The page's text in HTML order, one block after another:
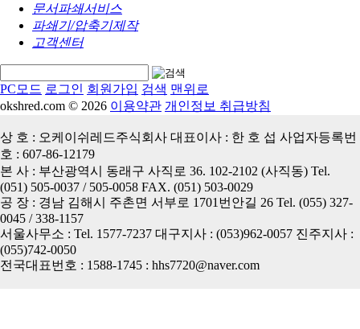
문서파쇄서비스
파쇄기/압축기제작
고객센터
PC모드 로그인 회원가입 검색 맨위로
okshred.com © 2026 이용약관 개인정보 취급방침
상 호 : 오케이쉬레드주식회사 대표이사 : 한 호 섭 사업자등록번
호 : 607-86-12179
본 사 : 부산광역시 동래구 사직로 36. 102-2102 (사직동) Tel.
(051) 505-0037 / 505-0058 FAX. (051) 503-0029
공 장 : 경남 김해시 주촌면 서부로 1701번안길 26 Tel. (055) 327-
0045 / 338-1157
서울사무소 : Tel. 1577-7237 대구지사 : (053)962-0057 진주지사 :
(055)742-0050
전국대표번호 : 1588-1745 : hhs7720@naver.com